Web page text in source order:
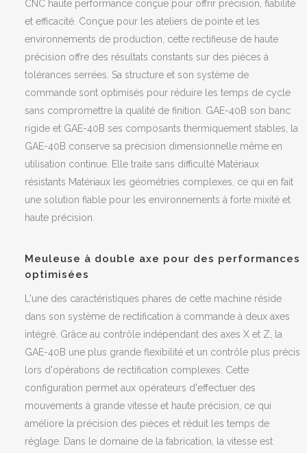
CNC haute performance conçue pour offrir précision, fiabilité
et efficacité. Conçue pour les ateliers de pointe et les
environnements de production, cette rectifieuse de haute
précision offre des résultats constants sur des pièces à
tolérances serrées. Sa structure et son système de
commande sont optimisés pour réduire les temps de cycle
sans compromettre la qualité de finition. GAE-40B son banc
rigide et GAE-40B ses composants thermiquement stables, la
GAE-40B conserve sa précision dimensionnelle même en
utilisation continue. Elle traite sans difficulté Matériaux
résistants Matériaux les géométries complexes, ce qui en fait
une solution fiable pour les environnements à forte mixité et
haute précision.
Meuleuse à double axe pour des performances
optimisées
L'une des caractéristiques phares de cette machine réside
dans son système de rectification à commande à deux axes
intégré. Grâce au contrôle indépendant des axes X et Z, la
GAE-40B une plus grande flexibilité et un contrôle plus précis
lors d'opérations de rectification complexes. Cette
configuration permet aux opérateurs d'effectuer des
mouvements à grande vitesse et haute précision, ce qui
améliore la précision des pièces et réduit les temps de
réglage. Dans le domaine de la fabrication, la vitesse est